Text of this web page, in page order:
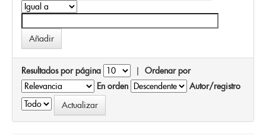
Resultados por página | Ordenar por
En orden
Autor/registro